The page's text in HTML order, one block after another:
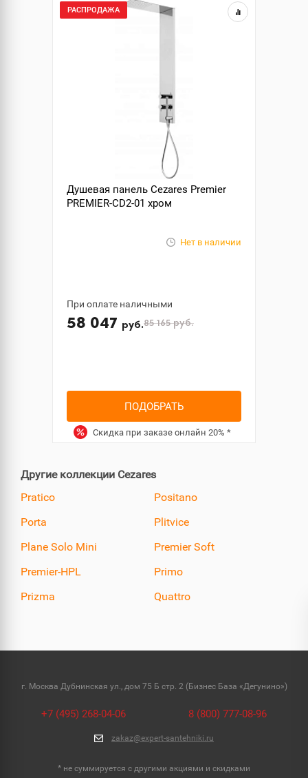
РАСПРОДАЖА
Душевая панель Cezares Premier
PREMIER-CD2-01 хром
Нет в наличии
При оплате наличными
58 047 руб.85 165руб.
ПОДОБРАТЬ
Скидка при заказе онлайн 20% *
Другие коллекции Cezares
Pratico
Positano
Porta
Plitvice
Plane Solo Mini
Premier Soft
Premier-HPL
Primo
Prizma
Quattro
г. Москва Дубнинская ул., дом 75 Б стр. 2 (Бизнес База «Дегунино»)
+7 (495) 268-04-06 8 (800) 777-08-96
zakaz@expert-santehniki.ru
* не суммируется с другими акциями и скидками